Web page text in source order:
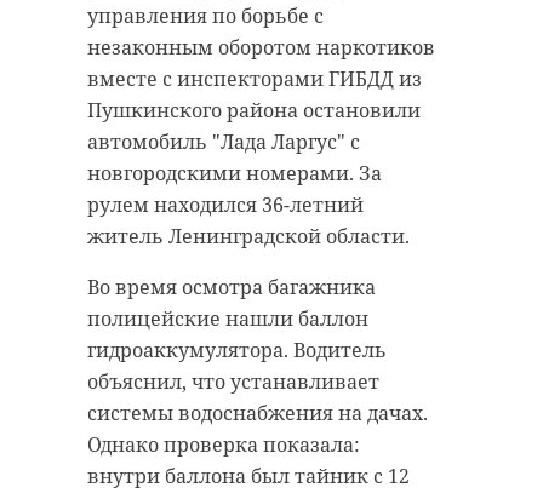
управления по борьбе с
незаконным оборотом наркотиков
вместе с инспекторами ГИБДД из
Пушкинского района остановили
автомобиль "Лада Ларгус" с
новгородскими номерами. За
рулем находился 36-летний
житель Ленинградской области.
Во время осмотра багажника
полицейские нашли баллон
гидроаккумулятора. Водитель
объяснил, что устанавливает
системы водоснабжения на дачах.
Однако проверка показала:
внутри баллона был тайник с 12